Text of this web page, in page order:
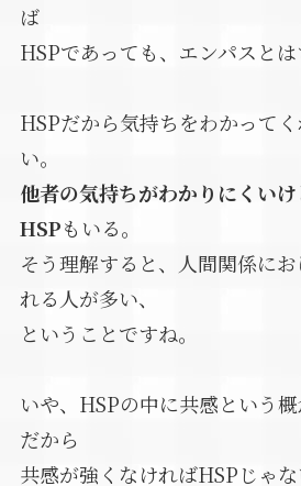
ば
HSPであっても、エンパスとは
HSPだから気持ちをわかって
い。
他者の気持ちがわかりにくい
HSPもいる。
そう理解すると、人間関係に
れる人が多い、
ということですね。
いや、HSPの中に共感という
だから
共感が強くなければHSPじゃ